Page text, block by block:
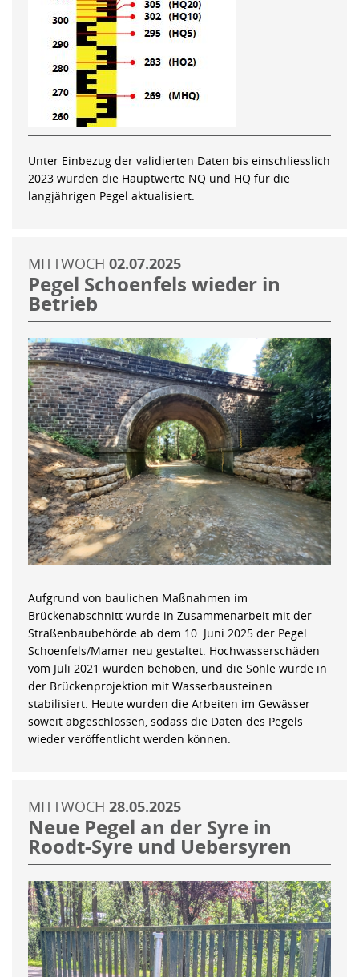
Unter Einbezug der validierten Daten bis einschliesslich
2023 wurden die Hauptwerte NQ und HQ für die
langjährigen Pegel aktualisiert.
MITTWOCH 02.07.2025
Pegel Schoenfels wieder in
Betrieb
Aufgrund von baulichen Maßnahmen im
Brückenabschnitt wurde in Zusammenarbeit mit der
Straßenbaubehörde ab dem 10. Juni 2025 der Pegel
Schoenfels/Mamer neu gestaltet. Hochwasserschäden
vom Juli 2021 wurden behoben, und die Sohle wurde in
der Brückenprojektion mit Wasserbausteinen
stabilisiert. Heute wurden die Arbeiten im Gewässer
soweit abgeschlossen, sodass die Daten des Pegels
wieder veröffentlicht werden können.
MITTWOCH 28.05.2025
Neue Pegel an der Syre in
Roodt-Syre und Uebersyren